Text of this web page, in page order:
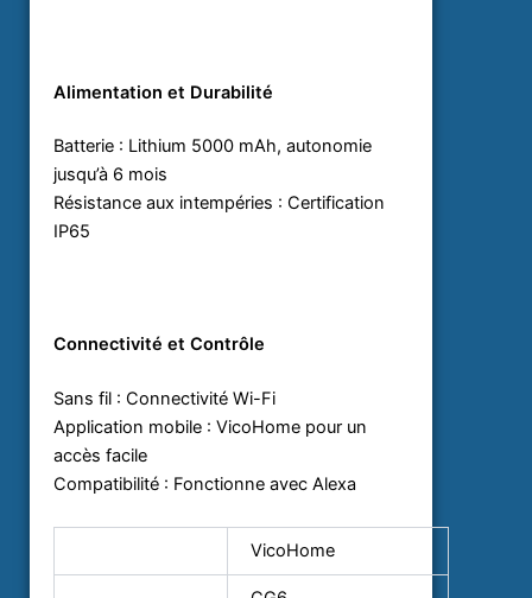
Alimentation et Durabilité
Batterie : Lithium 5000 mAh, autonomie
jusqu’à 6 mois
Résistance aux intempéries : Certification
IP65
Connectivité et Contrôle
Sans fil : Connectivité Wi-Fi
Application mobile : VicoHome pour un
accès facile
Compatibilité : Fonctionne avec Alexa
VicoHome